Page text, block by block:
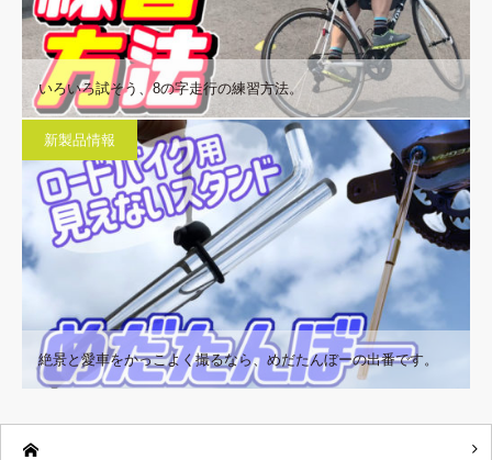
いろいろ試そう、8の字走行の練習方法。
新製品情報
絶景と愛車をかっこよく撮るなら、めだたんぼーの出番です。